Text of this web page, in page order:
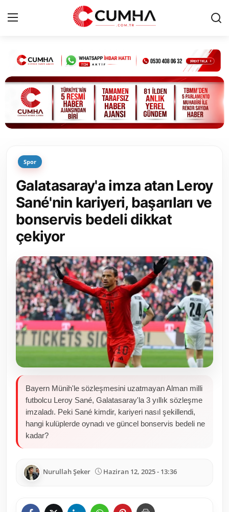
Kurumsal
Cumhurbaşkanlığı
Bakanlıklar
Siyasi Partiler
Yerel Yönetimler
Mülki İdare
Toplum ve Yaşam
Sivil Toplum Kuruluşları
Kamu Kurumları ve Üst Kurullar
Resmi Reklamlar
Spor
Galatasaray'a imza atan Leroy
Sané'nin kariyeri, başarıları ve
bonservis bedeli dikkat
çekiyor
Bayern Münih'le sözleşmesini uzatmayan Alman milli
futbolcu Leroy Sané, Galatasaray'la 3 yıllık sözleşme
imzaladı. Peki Sané kimdir, kariyeri nasıl şekillendi,
hangi kulüplerde oynadı ve güncel bonservis bedeli ne
kadar?
Nurullah Şeker Haziran 12, 2025 - 13:36